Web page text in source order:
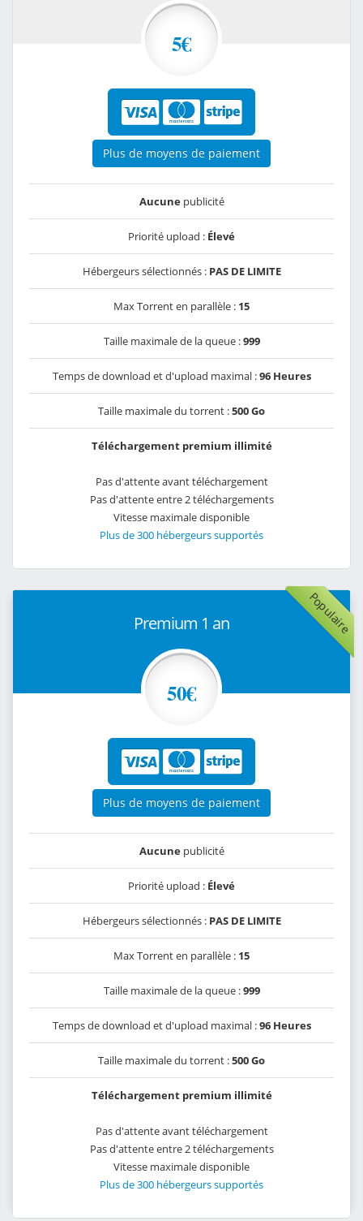
5€
Plus de moyens de paiement
Aucunepublicité
Priorité upload : Élevé
Hébergeurs sélectionnés : PAS DE LIMITE
Max Torrent en parallèle : 15
Taille maximale de la queue :999
Temps de download et d'upload maximal :96 Heures
Taille maximale du torrent :500 Go
Téléchargement premium illimité
Pas d'attente avant téléchargement
Pas d'attente entre 2 téléchargements
Vitesse maximale disponible
Plus de 300 hébergeurs supportés
Populaire
Premium 1 an
50€
Plus de moyens de paiement
Aucunepublicité
Priorité upload : Élevé
Hébergeurs sélectionnés : PAS DE LIMITE
Max Torrent en parallèle : 15
Taille maximale de la queue :999
Temps de download et d'upload maximal :96 Heures
Taille maximale du torrent :500 Go
Téléchargement premium illimité
Pas d'attente avant téléchargement
Pas d'attente entre 2 téléchargements
Vitesse maximale disponible
Plus de 300 hébergeurs supportés